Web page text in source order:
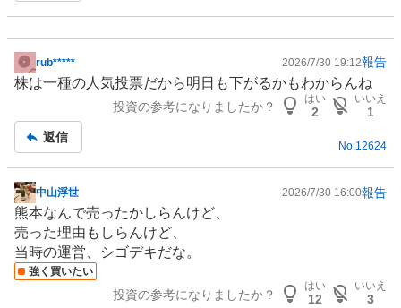
掲
示
事
rub***** 2026/7/30 19:12報告
株は一種の人気投票だから明日も下がるかもわからんね
投資の参考になりましたか？
はい
2
いいえ
1
返信
No.12624
掲
示
板
記
事
中山浮世 2026/7/30 16:00報告
熊本なんで売ったかしらんけど、
売った理由もしらんけど、
当時の運営、シゴデキだな。
強く買いたい
投資の参考になりましたか？
はい
12
いいえ
3